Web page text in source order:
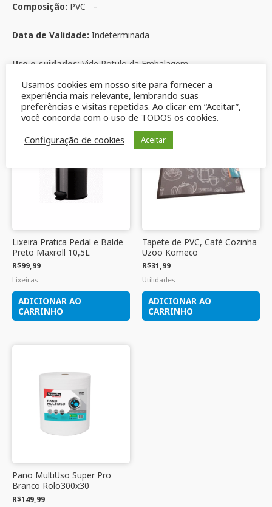
Composição: PVC –
Data de Validade: Indeterminada
Uso e cuidados; Vide Rotulo da Embalagem
Produtos relacionados
Lixeira Pratica Pedal e Balde
Preto Maxroll 10,5L
R$99,99
Lixeiras
ADICIONAR AO
CARRINHO
Tapete de PVC, Café Cozinha
Uzoo Komeco
R$31,99
Utilidades
ADICIONAR AO
CARRINHO
Pano MultiUso Super Pro
Branco Rolo300x30
R$149,99
Usamos cookies em nosso site para fornecer a
experiência mais relevante, lembrando suas
preferências e visitas repetidas. Ao clicar em “Aceitar”,
você concorda com o uso de TODOS os cookies.
Configuração de cookies
Aceitar